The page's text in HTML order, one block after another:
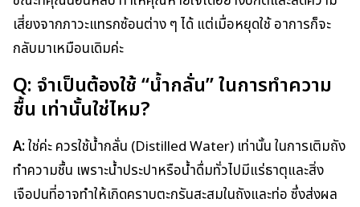
เสี่ยงจากภาวะแทรกซ้อนต่าง ๆ ได้ แต่เมื่อหยุดใช้ อาการก็จะ
กลับมาเหมือนเดิมค่ะ
Q: จำเป็นต้องใช้ “น้ำกลั่น” ในการทำความ
ชื้น เท่านั้นใช่ไหม?
A:ใช่ค่ะ ควรใช้น้ำกลั่น (Distilled Water) เท่านั้น ในการเติมถัง
ทำความชื้น เพราะน้ำประปาหรือน้ำดื่มทั่วไปมีแร่ธาตุและสิ่ง
เจือปนที่อาจทำให้เกิดคราบตะกรันสะสมในถังและท่อ ซึ่งส่งผล